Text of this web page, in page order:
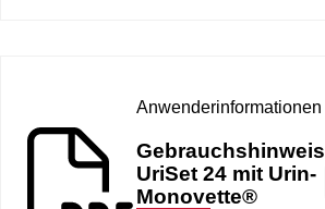
Anwenderinformationen
Gebrauchshinweis
UriSet 24 mit Urin-
Monovette®